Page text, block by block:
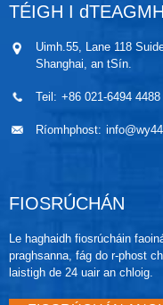
TÉIGH I
Uimh.55, Lane 118
Shanghai, an tSín.
Teil: +86 021-6494 4488
Ríomhphost:
FIOSRÚCHÁN
Le haghaidh fiosrúcháin
praghsanna, fág do r-phost
laistigh de 24 uair an chloig.